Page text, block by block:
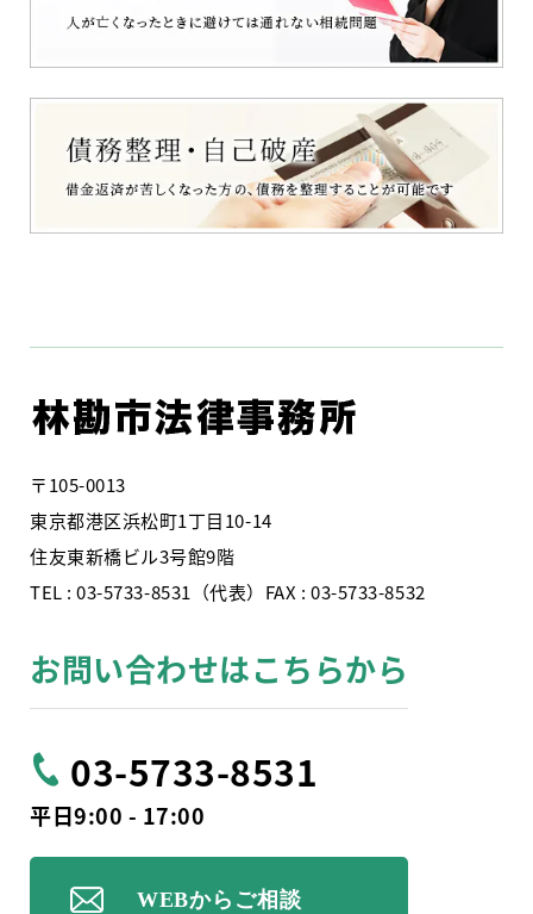
〒105-0013
東京都港区浜松町1丁目10-14
住友東新橋ビル3号館9階
TEL : 03-5733-8531（代表）FAX : 03-5733-8532
お問い合わせはこちらから
03-5733-8531
平日9:00 - 17:00
WEBからご相談